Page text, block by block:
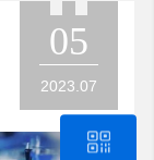
05
2023.07